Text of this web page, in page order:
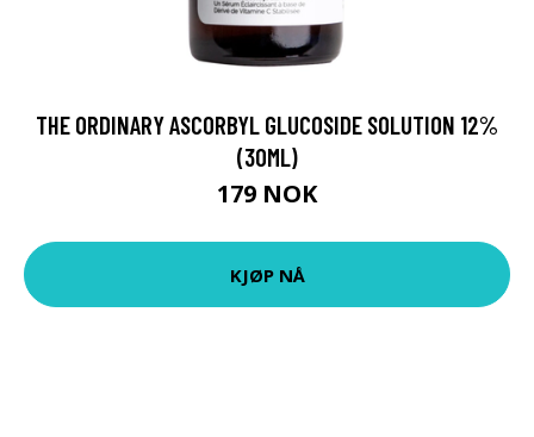
THE ORDINARY ASCORBYL GLUCOSIDE SOLUTION 12%
(30ML)
179 NOK
KJØP NÅ